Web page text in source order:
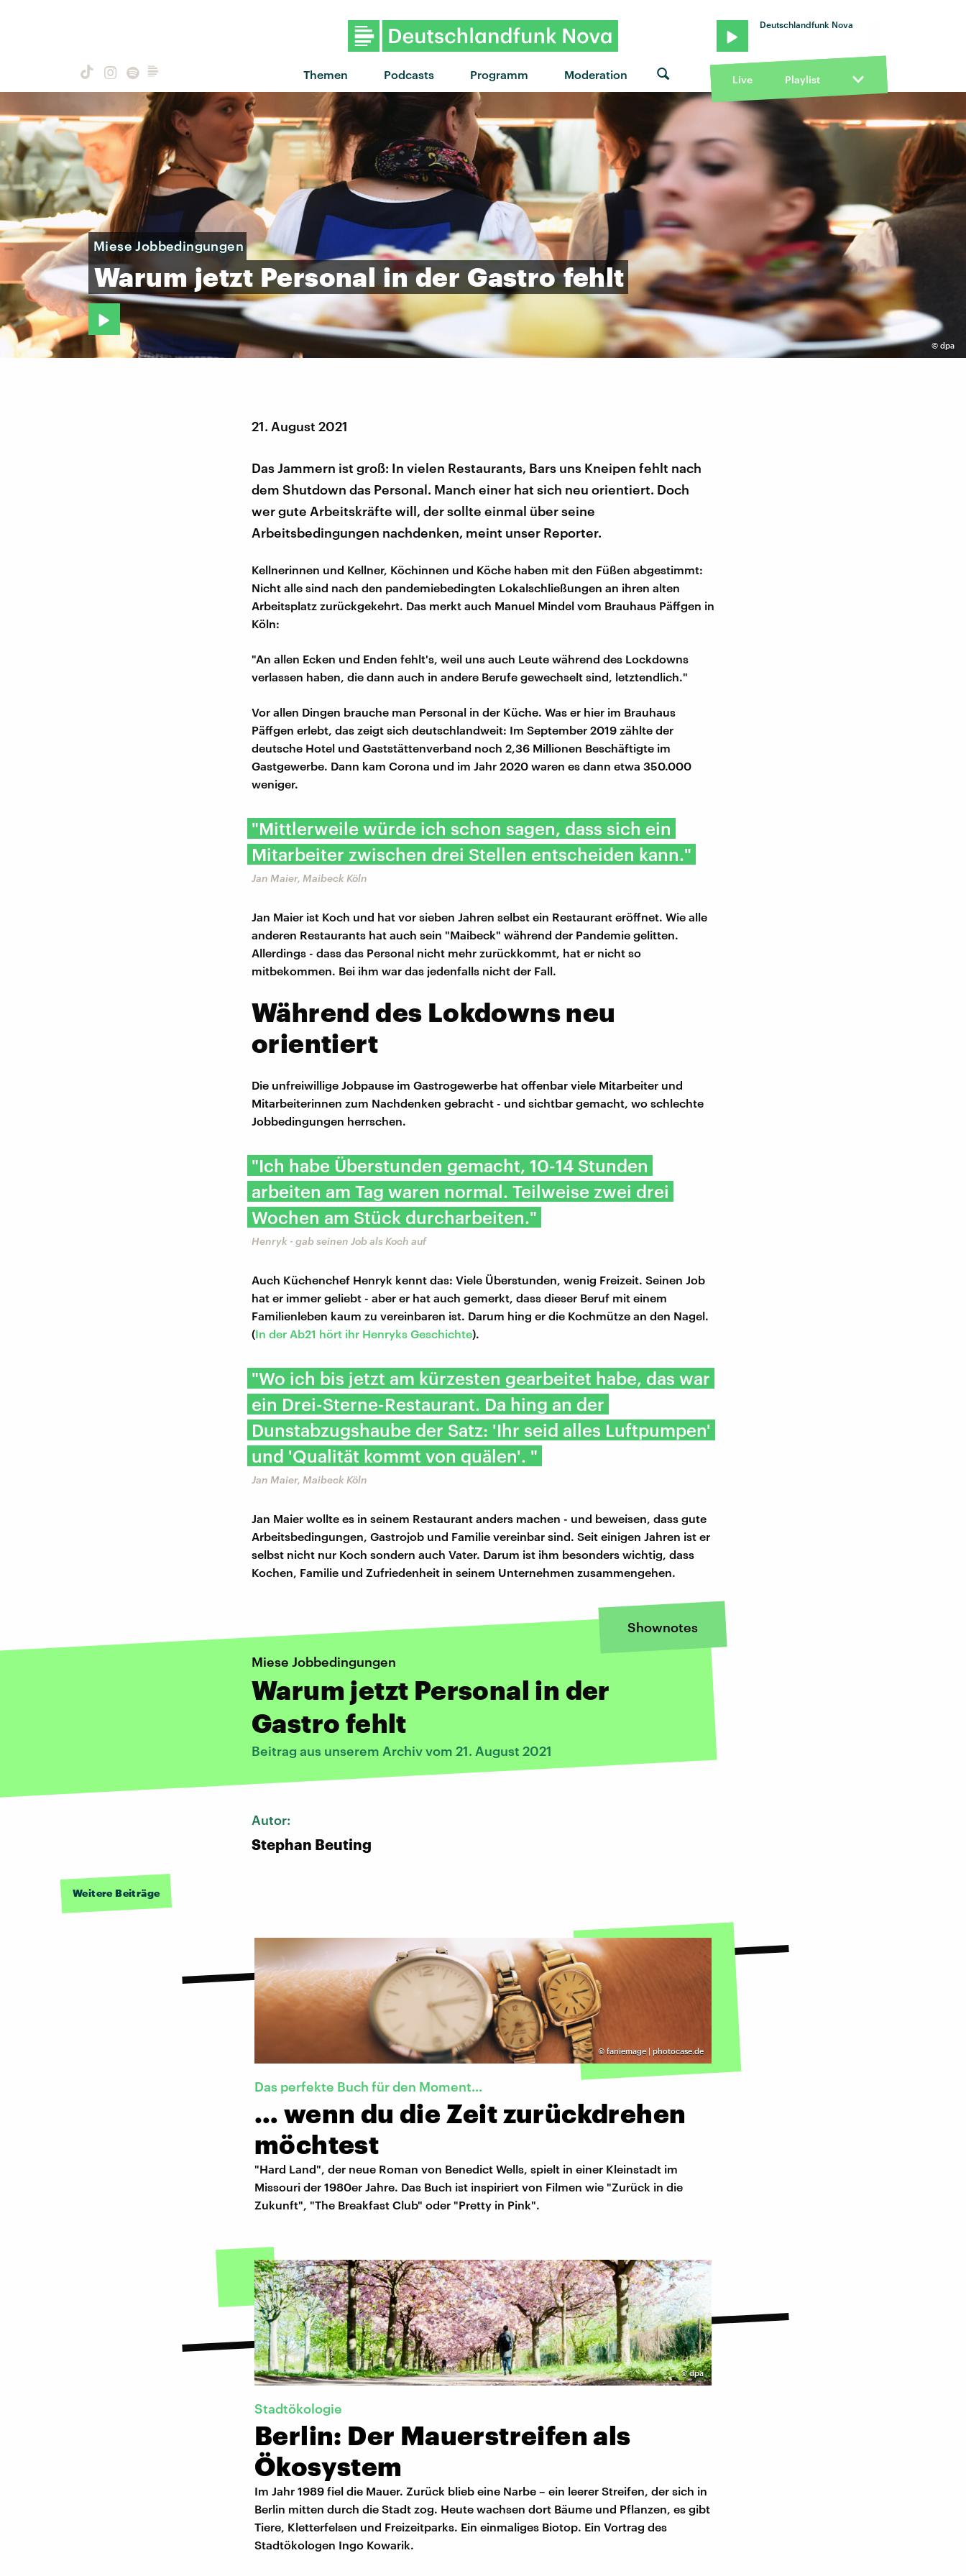
Themen Podcasts Programm Moderation
Deutschlandfunk Nova
Live Playlist
© dpa
Miese Jobbedingungen
Warum jetzt Personal in der Gastro fehlt
21. August 2021
Das Jammern ist groß: In vielen Restaurants, Bars uns Kneipen fehlt nach
dem Shutdown das Personal. Manch einer hat sich neu orientiert. Doch
wer gute Arbeitskräfte will, der sollte einmal über seine
Arbeitsbedingungen nachdenken, meint unser Reporter.
Kellnerinnen und Kellner, Köchinnen und Köche haben mit den Füßen abgestimmt:
Nicht alle sind nach den pandemiebedingten Lokalschließungen an ihren alten
Arbeitsplatz zurückgekehrt. Das merkt auch Manuel Mindel vom Brauhaus Päffgen in
Köln:
"An allen Ecken und Enden fehlt's, weil uns auch Leute während des Lockdowns
verlassen haben, die dann auch in andere Berufe gewechselt sind, letztendlich."
Vor allen Dingen brauche man Personal in der Küche. Was er hier im Brauhaus
Päffgen erlebt, das zeigt sich deutschlandweit: Im September 2019 zählte der
deutsche Hotel und Gaststättenverband noch 2,36 Millionen Beschäftigte im
Gastgewerbe. Dann kam Corona und im Jahr 2020 waren es dann etwa 350.000
weniger.
"Mittlerweile würde ich schon sagen, dass sich ein
Mitarbeiter zwischen drei Stellen entscheiden kann."
Jan Maier, Maibeck Köln
Jan Maier ist Koch und hat vor sieben Jahren selbst ein Restaurant eröffnet. Wie alle
anderen Restaurants hat auch sein "Maibeck" während der Pandemie gelitten.
Allerdings - dass das Personal nicht mehr zurückkommt, hat er nicht so
mitbekommen. Bei ihm war das jedenfalls nicht der Fall.
Während des Lokdowns neu
orientiert
Die unfreiwillige Jobpause im Gastrogewerbe hat offenbar viele Mitarbeiter und
Mitarbeiterinnen zum Nachdenken gebracht - und sichtbar gemacht, wo schlechte
Jobbedingungen herrschen.
"Ich habe Überstunden gemacht, 10-14 Stunden
arbeiten am Tag waren normal. Teilweise zwei drei
Wochen am Stück durcharbeiten."
Henryk - gab seinen Job als Koch auf
Auch Küchenchef Henryk kennt das: Viele Überstunden, wenig Freizeit. Seinen Job
hat er immer geliebt - aber er hat auch gemerkt, dass dieser Beruf mit einem
Familienleben kaum zu vereinbaren ist. Darum hing er die Kochmütze an den Nagel.
(In der Ab21 hört ihr Henryks Geschichte).
"Wo ich bis jetzt am kürzesten gearbeitet habe, das war
ein Drei-Sterne-Restaurant. Da hing an der
Dunstabzugshaube der Satz: 'Ihr seid alles Luftpumpen'
und 'Qualität kommt von quälen'. "
Jan Maier, Maibeck Köln
Jan Maier wollte es in seinem Restaurant anders machen - und beweisen, dass gute
Arbeitsbedingungen, Gastrojob und Familie vereinbar sind. Seit einigen Jahren ist er
selbst nicht nur Koch sondern auch Vater. Darum ist ihm besonders wichtig, dass
Kochen, Familie und Zufriedenheit in seinem Unternehmen zusammengehen.
Shownotes
Miese Jobbedingungen
Warum jetzt Personal in der
Gastro fehlt
Beitrag aus unserem Archiv vom 21. August 2021
Autor:
Stephan Beuting
Weitere Beiträge
© faniemage | photocase.de
Das perfekte Buch für den Moment...
… wenn du die Zeit zurückdrehen
möchtest
"Hard Land", der neue Roman von Benedict Wells, spielt in einer Kleinstadt im
Missouri der 1980er Jahre. Das Buch ist inspiriert von Filmen wie "Zurück in die
Zukunft", "The Breakfast Club" oder "Pretty in Pink".
©dpa
Stadtökologie
Berlin: Der Mauerstreifen als
Ökosystem
Im Jahr 1989 fiel die Mauer. Zurück blieb eine Narbe – ein leerer Streifen, der sich in
Berlin mitten durch die Stadt zog. Heute wachsen dort Bäume und Pflanzen, es gibt
Tiere, Kletterfelsen und Freizeitparks. Ein einmaliges Biotop. Ein Vortrag des
Stadtökologen Ingo Kowarik.